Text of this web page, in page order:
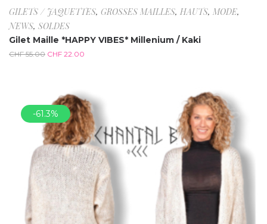
GILETS / JAQUETTES, GROSSES MAILLES, HAUTS, MODE,
NEWS, SOLDES
Gilet Maille *HAPPY VIBES* Millenium / Kaki
CHF55.00 CHF 22.00
-61.3%